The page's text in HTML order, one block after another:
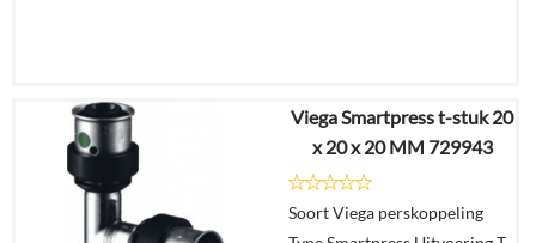
€31,59
€20,95
Details
Viega Smartpress t-stuk 20
x 20 x 20 MM 729943
Soort Viega perskoppeling